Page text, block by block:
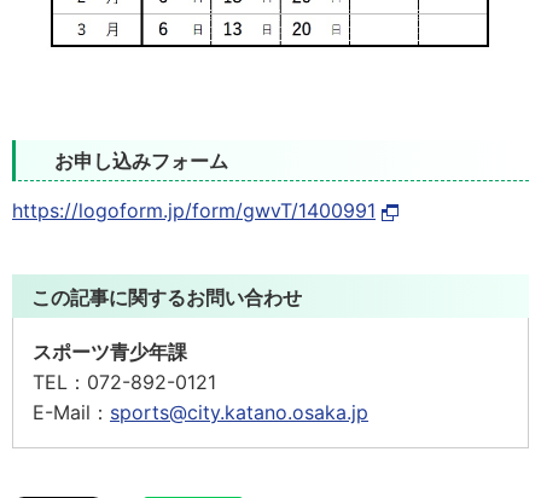
お申し込みフォーム
https://logoform.jp/form/gwvT/1400991
この記事に関するお問い合わせ
スポーツ青少年課
TEL： 072-892-0121
E-Mail： sports@city.katano.osaka.jp